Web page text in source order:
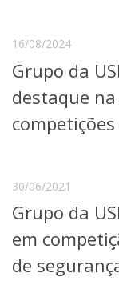
Transferência
Extensão à
Projetos,
Artes, Cultura
Bibliotecas
Apoio ao
Segurança,
RH,
Outros serviços
Comunicação
16/08/2024
Grupo da
destaque
30/06/2021
Grupo da
em
de